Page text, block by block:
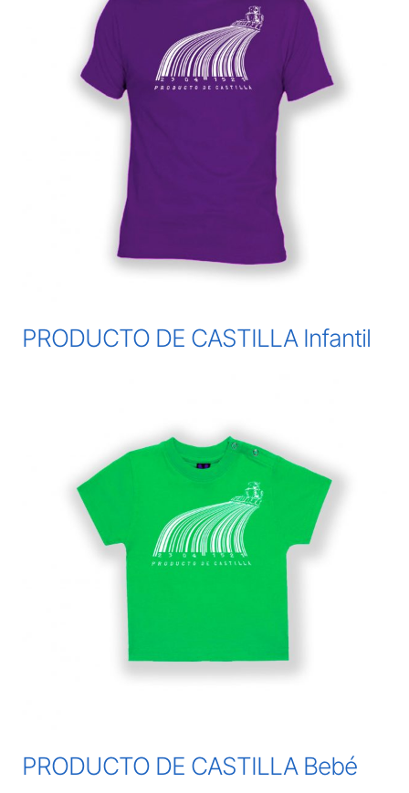
PRODUCTO DE CASTILLA Infantil
PRODUCTO DE CASTILLA Bebé